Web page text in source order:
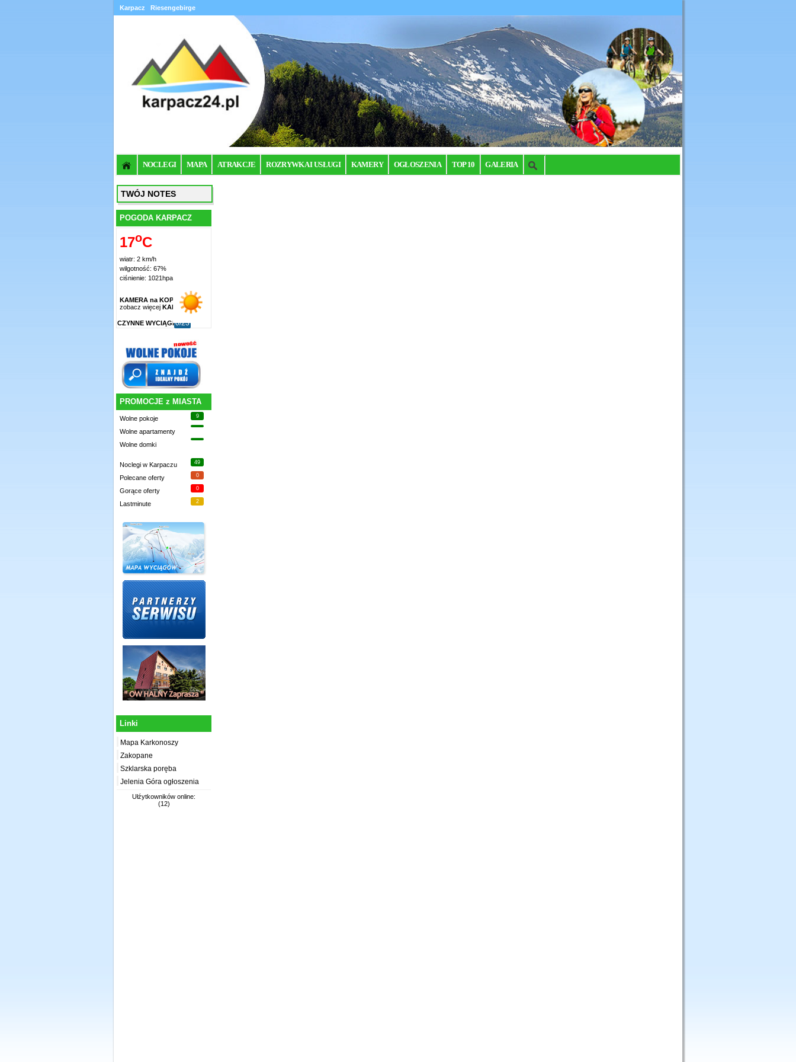
Karpacz Riesengebirge
NOCLEGI MAPA ATRAKCJE ROZRYWKA I USŁUGI KAMERY OGŁOSZENIA TOP 10 GALERIA
TWÓJ NOTES
POGODA KARPACZ
17oC
wiatr: 2 km/h
wilgotność: 67%
ciśnienie: 1021hpa
KAMERA na KOPĘ
zobacz więcej KAMER»
CZYNNE WYCIĄGI0/23
PROMOCJE z MIASTA
Wolne pokoje 9
Wolne apartamenty
Wolne domki
Noclegi w Karpaczu 49
Polecane oferty 0
Gorące oferty 0
Lastminute 2
Linki
Mapa Karkonoszy
Zakopane
Szklarska poręba
Jelenia Góra ogłoszenia
Ułźytkowników online:
(12)